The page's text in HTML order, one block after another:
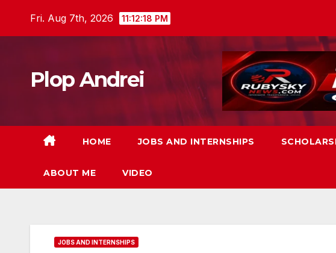
Fri. Aug 7th, 2026 11:12:19 PM
Plop Andrei
HOME JOBS AND INTERNSHIPS
ABOUT ME VIDEO
JOBS AND INTERNSHIPS